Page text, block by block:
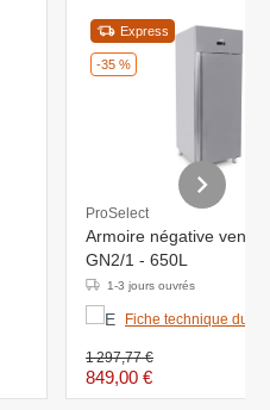
-35 %
Express
ProSelect
Armoire négative
GN2/1 - 650L
1-3 jours ouvrés
Fiche technique du
1 297,77 €
849,00 €